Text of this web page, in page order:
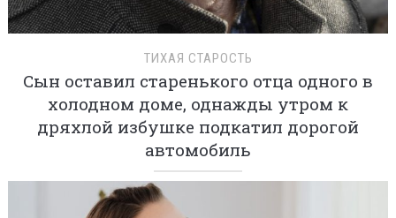
ТИХАЯ СТАРОСТЬ
Сын оставил старенького отца одного в
холодном доме, однажды утром к
дряхлой избушке подкатил дорогой
автомобиль